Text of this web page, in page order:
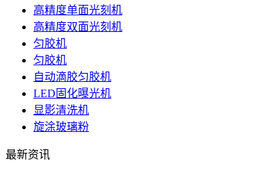
高精度单面光刻机
高精度双面光刻机
匀胶机
匀胶机
自动滴胶匀胶机
LED固化曝光机
显影清洗机
旋涂玻璃粉
最新资讯